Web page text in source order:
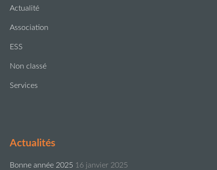
Actualité
Association
ESS
Non classé
Services
Actualités
Bonne année 2025 16 janvier 2025